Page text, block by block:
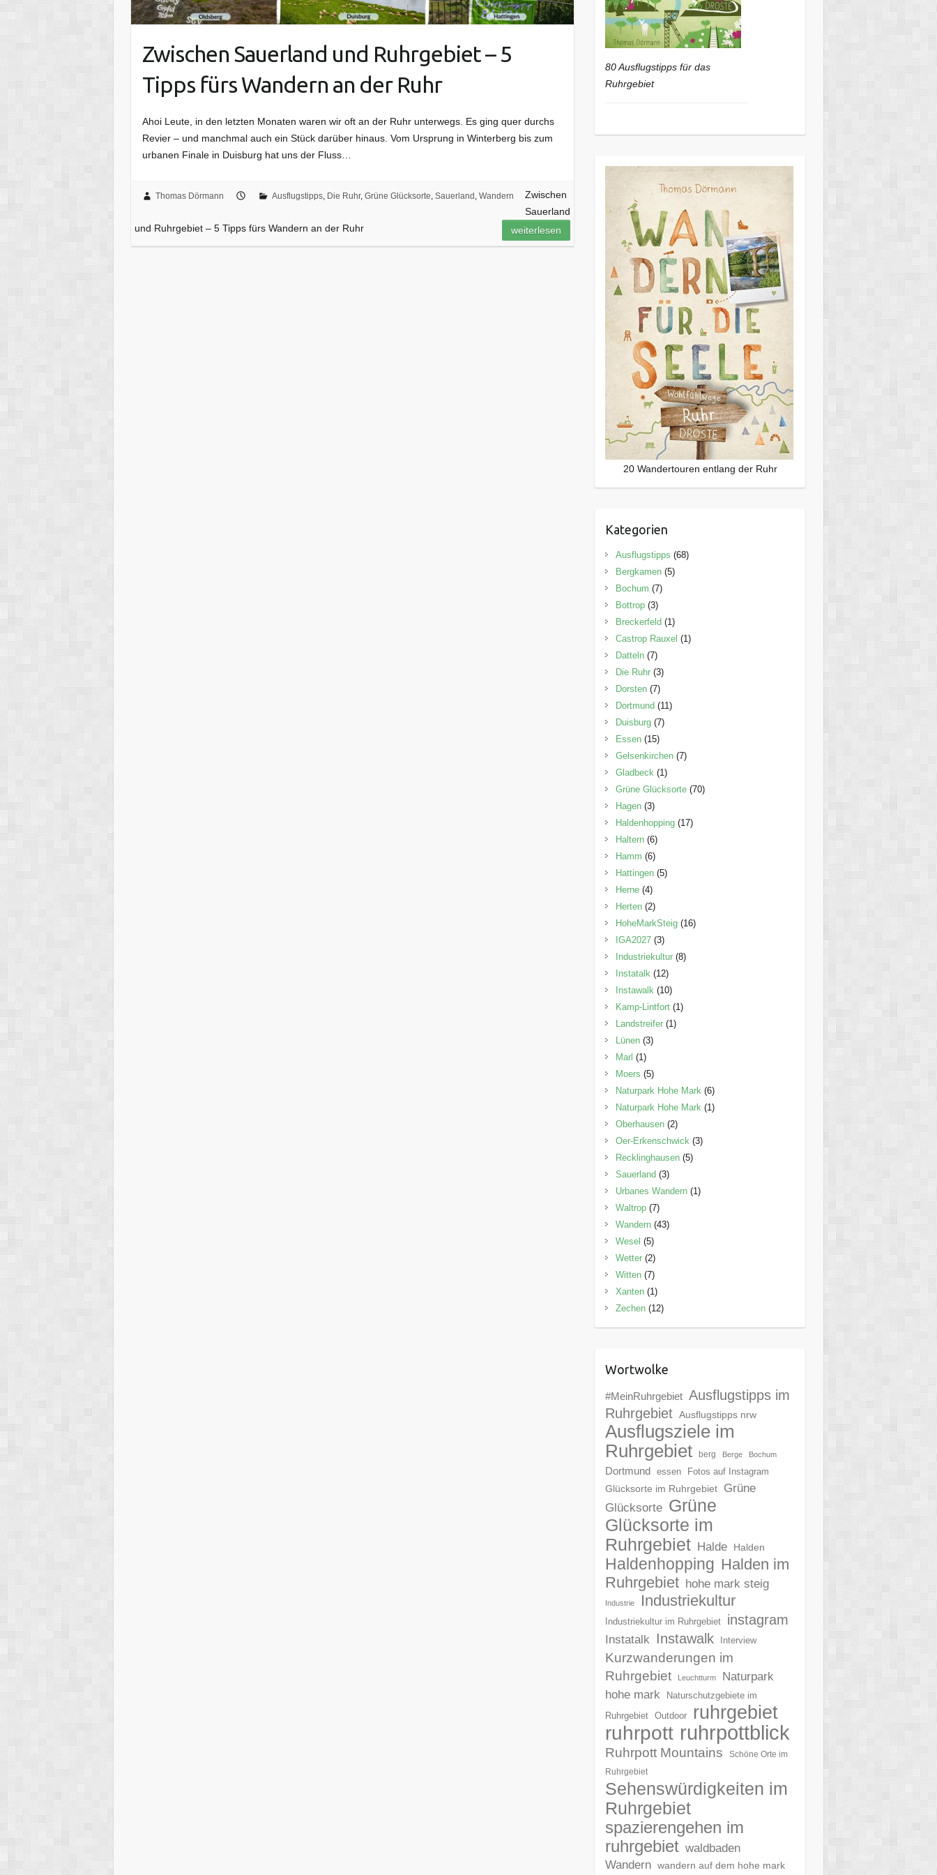
Zwischen Sauerland und Ruhrgebiet – 5
Tipps fürs Wandern an der Ruhr
Ahoi Leute, in den letzten Monaten waren wir oft an der Ruhr unterwegs. Es ging quer durchs
Revier – und manchmal auch ein Stück darüber hinaus. Vom Ursprung in Winterberg bis zum
urbanen Finale in Duisburg hat uns der Fluss…
Thomas Dörmann Ausflugstipps, Die Ruhr, Grüne Glücksorte Sauerland Wandern
Zwischen
Sauerland
und Ruhrgebiet – 5 Tipps fürs Wandern an der Ruhr
weiterlesen
80 Ausflugstipps für das
Ruhrgebiet
20 Wandertouren entlang der Ruhr
Kategorien
Ausflugstipps (68)
Bergkamen(5)
Bochum (7)
Bottrop(3)
Breckerfeld (1)
Castrop Rauxel (1)
Datteln(7)
Die Ruhr(3)
Dorsten(7)
Dortmund (11)
Duisburg(7)
Essen(15)
Gelsenkirchen(7)
Gladbeck(1)
Grüne Glücksorte(70)
Hagen(3)
Haldenhopping(17)
Haltern(6)
Hamm (6)
Hattingen(5)
Herne(4)
Herten(2)
HoheMarkSteig(16)
IGA2027(3)
Industriekultur(8)
Instatalk(12)
Instawalk(10)
Kamp-Lintfort(1)
Landstreifer(1)
Lünen(3)
Marl (1)
Moers (5)
Naturpark Hohe Mark(6)
Naturpark Hohe Mark(1)
Oberhausen(2)
Oer-Erkenschwick(3)
Recklinghausen(5)
Sauerland (3)
Urbanes Wandern(1)
Waltrop(7)
Wandern(43)
Wesel (5)
Wetter(2)
Witten(7)
Xanten(1)
Zechen(12)
Wortwolke
#MeinRuhrgebiet Ausflugstipps im
Ruhrgebiet Ausflugstipps nrw
Ausflugsziele im
Ruhrgebiet
berg Berge Bochum
Dortmund essen Fotos auf Instagram
Glücksorte im Ruhrgebiet
Grüne
Glücksorte Grüne
Glücksorte im
Ruhrgebiet Halde Halden
Haldenhopping Halden im
Ruhrgebiet hohe mark steig
Industrie Industriekultur
Industriekultur im Ruhrgebiet instagram
Instatalk Instawalk Interview
Kurzwanderungen im
Ruhrgebiet
Leuchtturm
Naturpark
hohe mark
Naturschutzgebiete im
Ruhrgebiet
Outdoor
ruhrgebiet
ruhrpott ruhrpottblick
Ruhrpott Mountains
Schöne Orte im
Ruhrgebiet
Sehenswürdigkeiten im
Ruhrgebiet
spazierengehen im
ruhrgebiet waldbaden
Wandern wandern auf dem hohe mark